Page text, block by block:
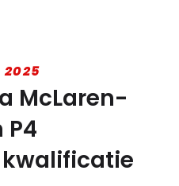
2025
McLaren-